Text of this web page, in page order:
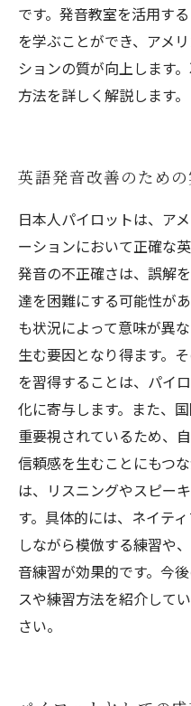
です。発音教室を活用す
を学ぶことができ、アメ
ションの質が向上します
方法を詳しく解説します。
英語発音改善のため
日本人パイロットは、ア
ーションにおいて正確な
発音の不正確さは、誤解
達を困難にする可能性が
も状況によって意味が異
生む要因となり得ます。
を習得することは、パイ
化に寄与します。また、
重要視されているため、
信頼感を生むことにもつ
は、リスニングやスピー
す。具体的には、ネイテ
しながら模倣する練習や
音練習が効果的です。今
スや練習方法を紹介して
さい。